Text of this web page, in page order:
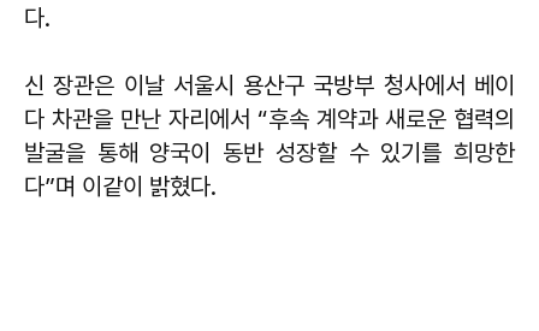
다.
신 장관은 이날 서울시 용산구 국방부 청사에서 베이
다 차관을 만난 자리에서 “후속 계약과 새로운 협력의
발굴을 통해 양국이 동반 성장할 수 있기를 희망한
다”며 이같이 밝혔다.